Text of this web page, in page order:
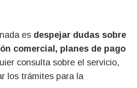
es despejar dudas sobre
comercial, planes de pago
consulta sobre el servicio,
los trámites para la